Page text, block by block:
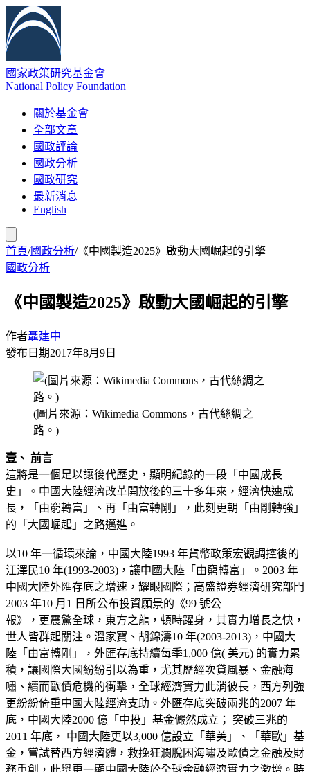
國家政策研究基金會
National Policy Foundation
關於基金會
全部文章
國政評論
國政分析
國政研究
最新消息
English
首頁/國政分析/《中國製造2025》啟動大國崛起的引擎
國政分析
《中國製造2025》啟動大國崛起的引擎
作者聶建中
發布日期2017年8月9日
(圖片來源：Wikimedia Commons，古代絲綢之
路。)
壹、 前言
這將是一個足以讓後代歷史，顯明紀錄的一段「中國成長
史」。中國大陸經濟改革開放後的三十多年來，經濟快速成
長，「由窮轉富」、再「由富轉剛」，此刻更朝「由剛轉強」
的「大國崛起」之路邁進。
以10 年一循環來論，中國大陸1993 年貨幣政策宏觀調控後的
江澤民10 年(1993-2003)，讓中國大陸「由窮轉富」。2003 年
中國大陸外匯存底之增速，耀眼國際；高盛證券經濟研究部門
2003 年10 月1 日所公布投資願景的《99 號公
報》，更震驚全球，東方之龍，頓時躍身，其實力增長之快，
世人皆群起關注。溫家寶、胡錦濤10 年(2003-2013)，中國大
陸「由富轉剛」，外匯存底持續每季1,000 億( 美元) 的實力累
積，讓國際大國紛紛引以為重，尤其歷經次貸風暴、金融海
嘯、續而歐債危機的衝擊，全球經濟實力此消彼長，西方列強
更紛紛倚重中國大陸經濟支助。外匯存底突破兩兆的2007 年
底，中國大陸2000 億「中投」基金儼然成立； 突破三兆的
2011 年底， 中國大陸更以3,000 億設立「華美」、「華歐」基
金，嘗試替西方經濟體，救挽狂瀾脫困海嘯及歐債之金融及財
務重創，此舉更一顯中國大陸於全球金融經濟實力之激增。時